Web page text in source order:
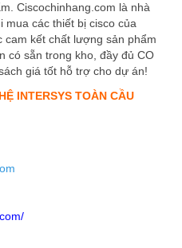
Ciscochinhang.com là nhà
mua các thiết bị cisco của
kết chất lượng sản phẩm
có sẵn trong kho, đầy đủ CO
giá tốt hỗ trợ cho dự án!
INTERSYS TOÀN CẦU